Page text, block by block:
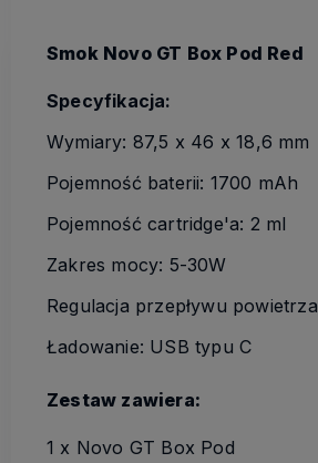
Smok Novo GT Box Pod Red
Specyfikacja:
Wymiary: 87,5 x 46 x 18,6 mm
Pojemność baterii: 1700 mAh
Pojemność cartridge'a: 2 ml
Zakres mocy: 5-30W
Regulacja przepływu powietrza
Ładowanie: USB typu C
Zestaw zawiera:
1 x Novo GT Box Pod